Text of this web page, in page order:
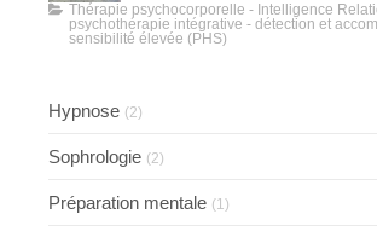
Thérapie psychocorporelle - Intelligence
psychothérapie intégrative - détection et
sensibilité élevée (PHS)
Hypnose (2)
Sophrologie (2)
Préparation mentale (1)